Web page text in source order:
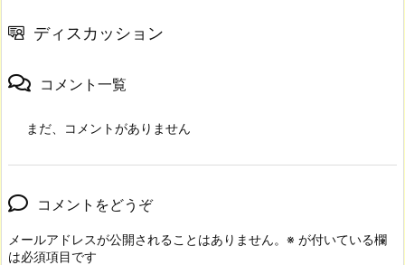
ディスカッション
コメント一覧
まだ、コメントがありません
コメントをどうぞ
メールアドレスが公開されることはありません。 ※ が付いている欄
は必須項目です